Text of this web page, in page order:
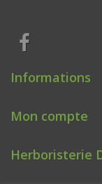
Informations
Mon compte
Herboristerie